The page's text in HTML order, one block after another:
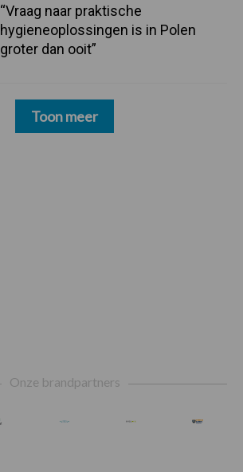
“Vraag naar praktische
hygieneoplossingen is in Polen
groter dan ooit”
Toon meer
Onze brandpartners